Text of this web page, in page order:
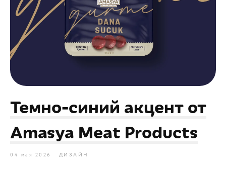
Темно-синий акцент от
Amasya Meat Products
04 мая 2026 ДИЗАЙН